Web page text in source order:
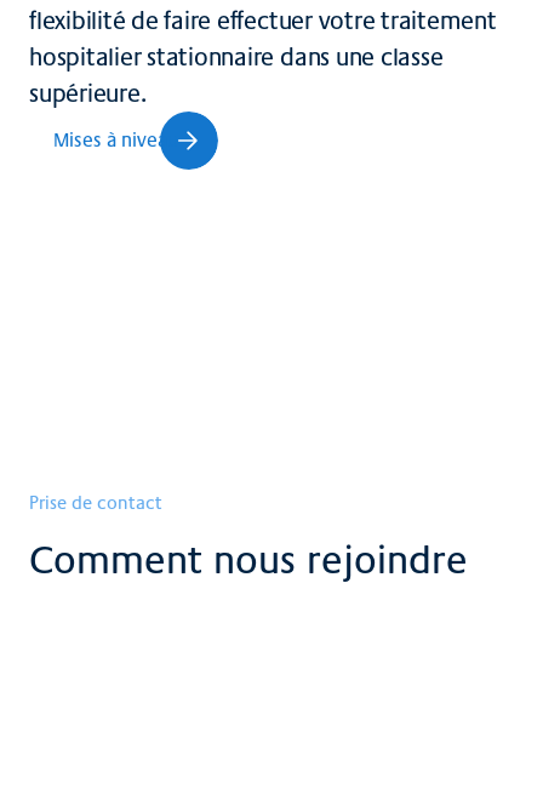
flexibilité de faire effectuer votre traitement
hospitalier stationnaire dans une classe
supérieure.
Mises à niveau
Prise de contact
Comment nous rejoindre